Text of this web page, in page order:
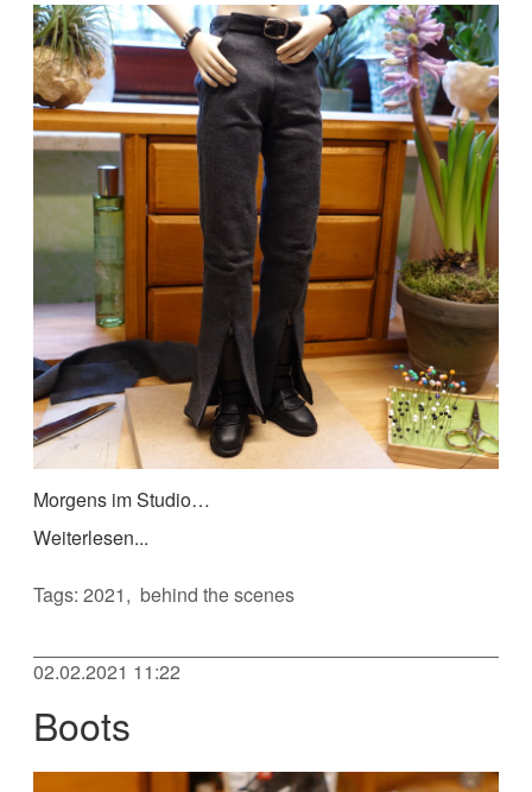
Morgens im Studio…
Weiterlesen...
Tags:2021 behind the scenes
02.02.2021 11:22
Boots